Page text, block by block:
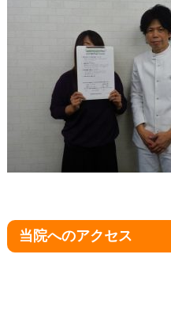
当院へのアクセス